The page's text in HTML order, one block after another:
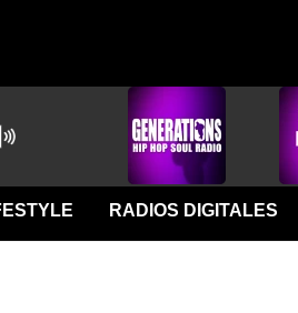
RADIOS DIGITALES